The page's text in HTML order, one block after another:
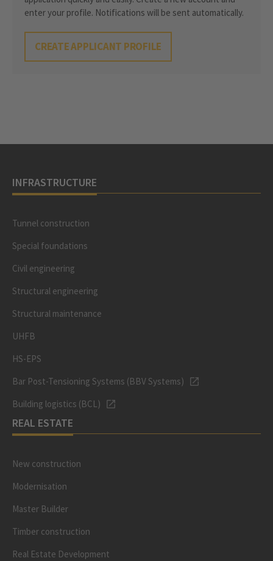
enter your profile. Notifications will be sent automatically.
CREATE APPLICANT PROFILE
INFRASTRUCTURE
Tunnel construction
Special foundations
Civil engineering
Structural engineering
Structural maintenance
UHFB
HS-EPS
Bar Post-Tensioning Systems (BBV Systems)
Building logistics (BCL)
REAL ESTATE
New construction
Modernisation
Master Builder
Timber construction
Real Estate Development